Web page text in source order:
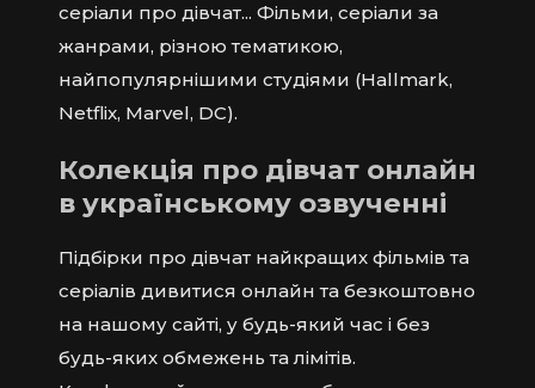
серіали про дівчат... Фільми, серіали за
жанрами, різною тематикою,
найпопулярнішими студіями (Hallmark,
Netflix, Marvel, DC).
Колекція про дівчат онлайн
в українському озвученні
Підбірки про дівчат найкращих фільмів та
серіалів дивитися онлайн та безкоштовно
на нашому сайті, у будь-який час і без
будь-яких обмежень та лімітів.